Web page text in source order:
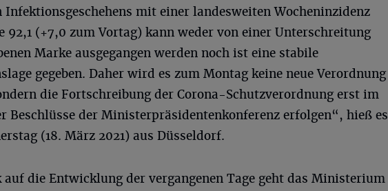
Infektionsgeschehens mit einer landesweiten Wocheninzidenz
92,1 (+7,0 zum Vortag) kann weder von einer Unterschreitung
Marke ausgegangen werden noch ist eine stabile
gegeben. Daher wird es zum Montag keine neue Verordnung
die Fortschreibung der Corona-Schutzverordnung erst im
Beschlüsse der Ministerpräsidentenkonferenz erfolgen“, hieß es
(18. März 2021) aus Düsseldorf.
die Entwicklung der vergangenen Tage geht das Ministerium